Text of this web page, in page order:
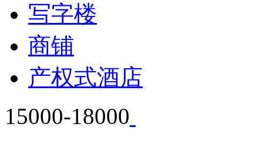
写字楼
商铺
产权式酒店
15000-18000